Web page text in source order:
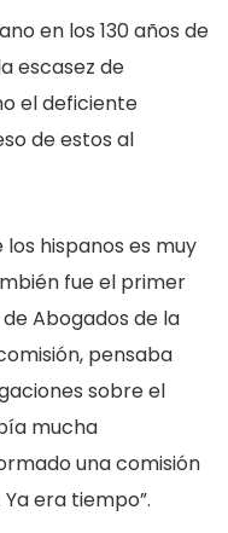
en los 130 años de
escasez de
el deficiente
de estos al
hispanos es muy
fue el primer
Abogados de la
pensaba
sobre el
mucha
una comisión
era tiempo”.